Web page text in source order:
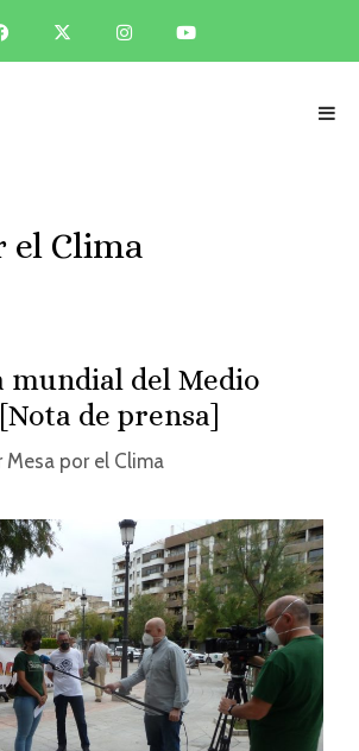
el Clima
mundial del Medio
de prensa]
Mesa por el Clima